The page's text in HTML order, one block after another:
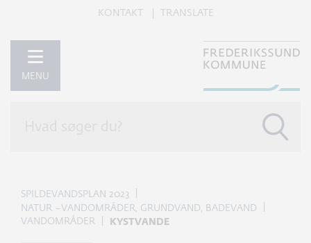
MENU
KONTAKT TRANSLATE
SPILDEVANDSPLAN 2023
NATUR –VANDOMRÅDER, GRUNDVAND, BADEVAND
VANDOMRÅDER
KYSTVANDE